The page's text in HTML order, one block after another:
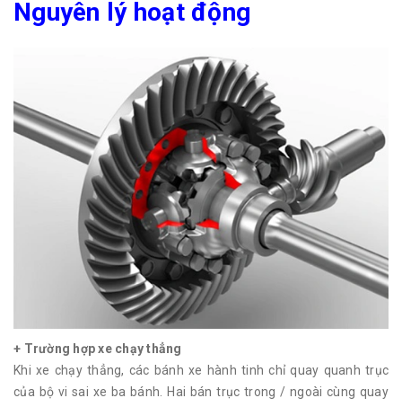
Nguyên lý hoạt động
+ Trường hợp xe chạy thẳng
Khi xe chạy thẳng, các bánh xe hành tinh chỉ quay quanh trục
của bộ vi sai xe ba bánh. Hai bán trục trong / ngoài cùng quay